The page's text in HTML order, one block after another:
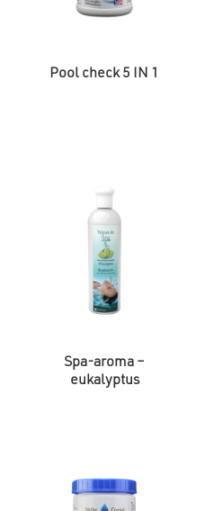
Pool check 5 IN 1
Spa-aroma –
eukalyptus